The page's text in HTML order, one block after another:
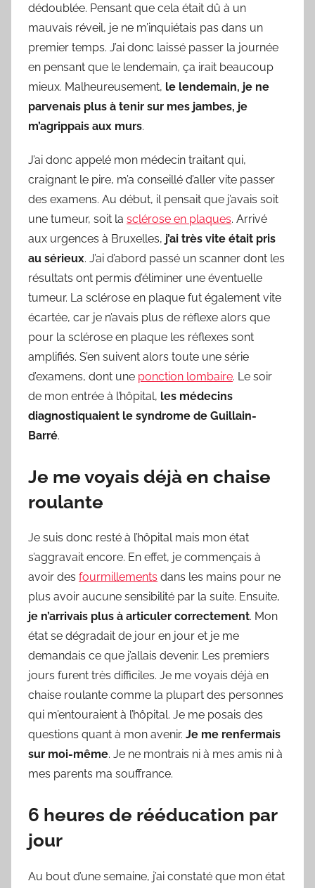
dédoublée. Pensant que cela était dû à un
mauvais réveil, je ne m’inquiétais pas dans un
premier temps. J’ai donc laissé passer la journée
en pensant que le lendemain, ça irait beaucoup
mieux. Malheureusement, le lendemain, je ne
parvenais plus à tenir sur mes jambes, je
m’agrippais aux murs.
J’ai donc appelé mon médecin traitant qui,
craignant le pire, m’a conseillé d’aller vite passer
des examens. Au début, il pensait que j’avais soit
une tumeur, soit la sclérose en plaques. Arrivé
aux urgences à Bruxelles, j’ai très vite était pris
au sérieux. J’ai d’abord passé un scanner dont les
résultats ont permis d’éliminer une éventuelle
tumeur. La sclérose en plaque fut également vite
écartée, car je n’avais plus de réflexe alors que
pour la sclérose en plaque les réflexes sont
amplifiés. S’en suivent alors toute une série
d’examens, dont une ponction lombaire. Le soir
de mon entrée à l’hôpital, les médecins
diagnostiquaient le syndrome de Guillain-
Barré.
Je me voyais déjà en chaise
roulante
Je suis donc resté à l’hôpital mais mon état
s’aggravait encore. En effet, je commençais à
avoir des fourmillements dans les mains pour ne
plus avoir aucune sensibilité par la suite. Ensuite,
je n’arrivais plus à articuler correctement. Mon
état se dégradait de jour en jour et je me
demandais ce que j’allais devenir. Les premiers
jours furent très difficiles. Je me voyais déjà en
chaise roulante comme la plupart des personnes
qui m’entouraient à l’hôpital. Je me posais des
questions quant à mon avenir. Je me renfermais
sur moi-même. Je ne montrais ni à mes amis ni à
mes parents ma souffrance.
6 heures de rééducation par
jour
Au bout d’une semaine, j’ai constaté que mon état